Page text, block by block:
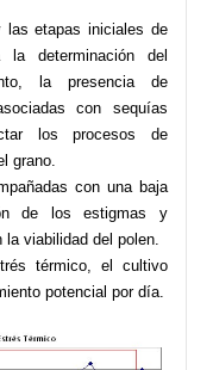
las etapas iniciales de
determinación del
la presencia de
con sequías
los procesos de
grano.
con una baja
de los estigmas y
la viabilidad del polen.
térmico, el cultivo
potencial por día.